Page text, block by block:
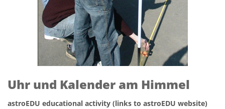
Uhr und Kalender am Himmel
astroEDU educational activity (links to astroEDU website)